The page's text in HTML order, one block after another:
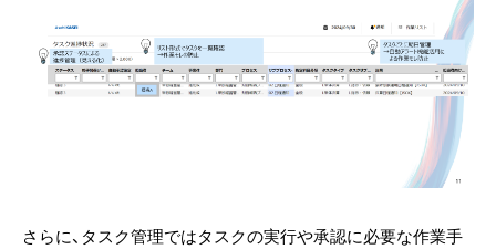
さらに、タスク管理ではタスクの実行や承認に必要な作業手